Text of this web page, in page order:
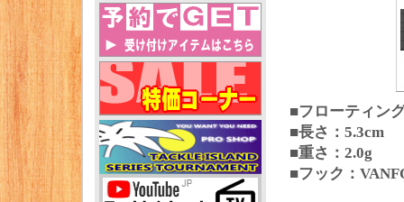
■フローティン
■長さ：5.3cm
■重さ：2.0g
■フック：